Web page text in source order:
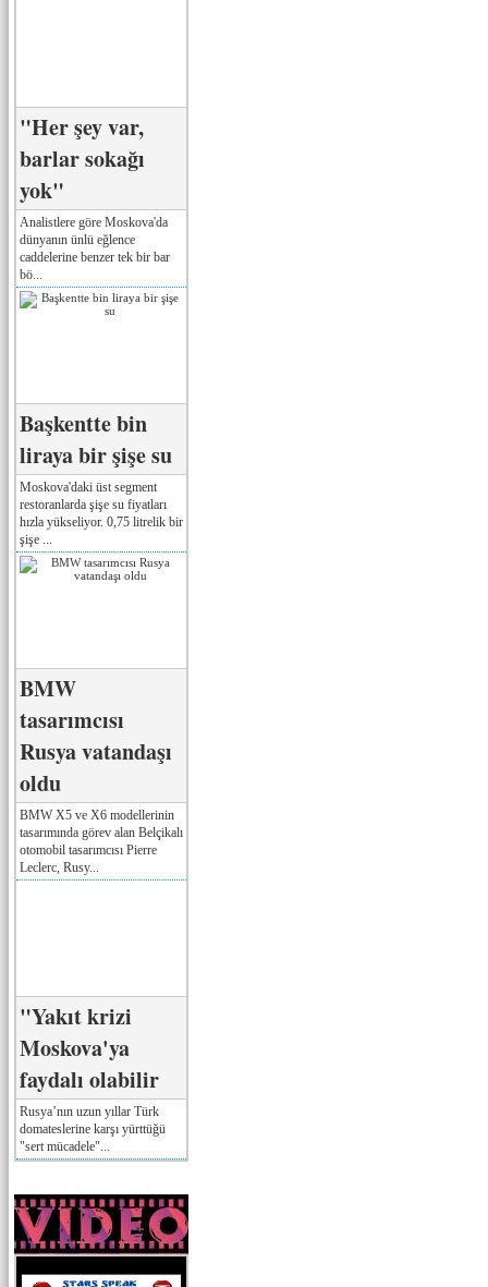
"Her şey var,
barlar sokağı
yok"
Analistlere göre Moskova'da
dünyanın ünlü eğlence
caddelerine benzer tek bir bar
bö...
Başkentte bin
liraya bir şişe su
Moskova'daki üst segment
restoranlarda şişe su fiyatları
hızla yükseliyor. 0,75 litrelik bir
şişe ...
BMW
tasarımcısı
Rusya vatandaşı
oldu
BMW X5 ve X6 modellerinin
tasarımında görev alan Belçikalı
otomobil tasarımcısı Pierre
Leclerc, Rusy...
"Yakıt krizi
Moskova'ya
faydalı olabilir
Rusya’nın uzun yıllar Türk
domateslerine karşı yürttüğü
"sert mücadele"...